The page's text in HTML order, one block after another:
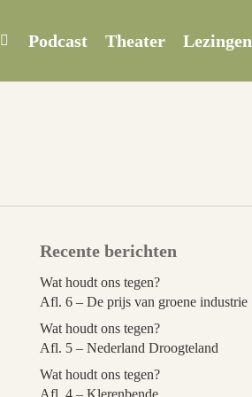
Podcast Theater Lezingen
Recente berichten
Wat houdt ons tegen?
Afl. 6 – De prijs van groene industrie
Wat houdt ons tegen?
Afl. 5 – Nederland Droogteland
Wat houdt ons tegen?
Afl. 4 – Klerenbende